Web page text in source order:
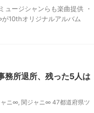
ュージシャンらも楽曲提供 ・
10thオリジナルアルバム
務所退所、残った5人は
ャニ∞, 関ジャニ∞ 47都道府県ツ